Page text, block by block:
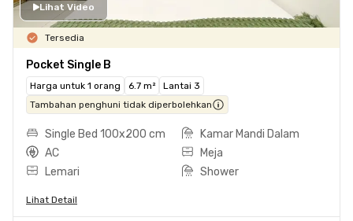
Lihat Video
Tersedia
Pocket Single B
Harga untuk 1 orang 6.7 m²
Lantai 3
Tambahan penghuni tidak diperbolehkan
Single Bed 100x200 cm
Kamar Mandi Dalam
AC
Meja
Lemari
Shower
Lihat Detail